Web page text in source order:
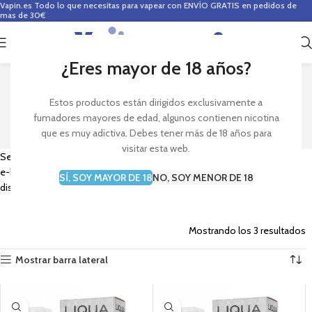
¿Eres mayor de 18 años?
Estos productos están dirigidos exclusivamente a
fumadores mayores de edad, algunos contienen nicotina
que es muy adictiva. Debes tener más de 18 años para
visitar esta web.
SÍ, SOY MAYOR DE 18NO, SOY MENOR DE 18
Vapin.es Todo lo que necesitas para vapear con ENVÍO GRATIS en pedidos de
mas de 30€
0
LIQUA
Sección de la marca de e-liquids Liqua. Encuentra en Vapin los mejores
e-liquids de diversos sabores de Liqua para tu cigarrillo electrónico y
disfruta de tu vapeo.
Mostrando los 3 resultados
Mostrar barra lateral